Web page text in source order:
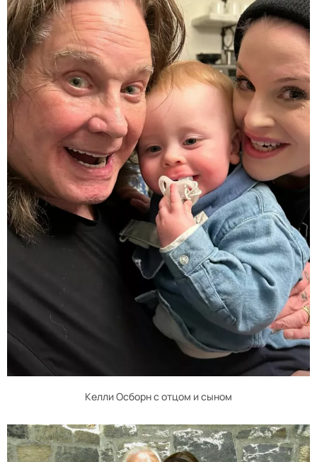
Келли Осборн с отцом и сыном